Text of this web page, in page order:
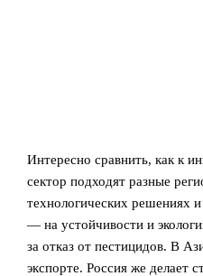
Интересно сравнить, как к
сектор подходят разные
технологических решениях
— на устойчивости и
за отказ от пестицидов. В
экспорте. Россия же делает